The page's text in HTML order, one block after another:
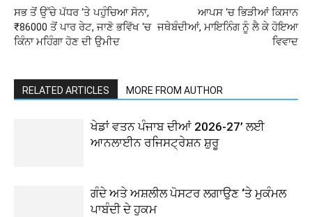
ਸਭ ਤੋਂ ਉੱਚੇ ਪੱਧਰ ‘ਤੇ ਪਹੁੰਚਿਆ ਸੋਨਾ,
₹86000 ਤੋਂ ਪਾਰ ਰੇਟ, ਜਾਣੋ ਭਵਿੱਖ ‘ਚ
ਕਿੰਨਾ ਮਹਿੰਗਾ ਹੋਣ ਦੀ ਉਮੀਦ
ਆਪਸ ‘ਚ ਭਿੜੀਆਂ ਕਿਸਾਨ
ਜਥੇਬੰਦੀਆਂ, ਮਾਇਨਿੰਗ ਨੂੰ ਲੈ ਕੇ ਹੋਇਆ
ਵਿਵਾਦ
RELATED ARTICLES MORE FROM AUTHOR
ਖੇਡਾਂ ਵਤਨ ਪੰਜਾਬ ਦੀਆਂ 2026-27’ ਲਈ
ਆਨਲਾਈਨ ਰਜਿਸਟ੍ਰੇਸ਼ਨ ਸ਼ੁਰੂ
ਗੰਦੇ ਅਤੇ ਅਸ਼ਲੀਲ ਪੋਸਟਰ ਲਗਾਉਣ ‘ਤੇ ਮੁਕੰਮਲ
ਪਾਬੰਦੀ ਦੇ ਹੁਕਮ